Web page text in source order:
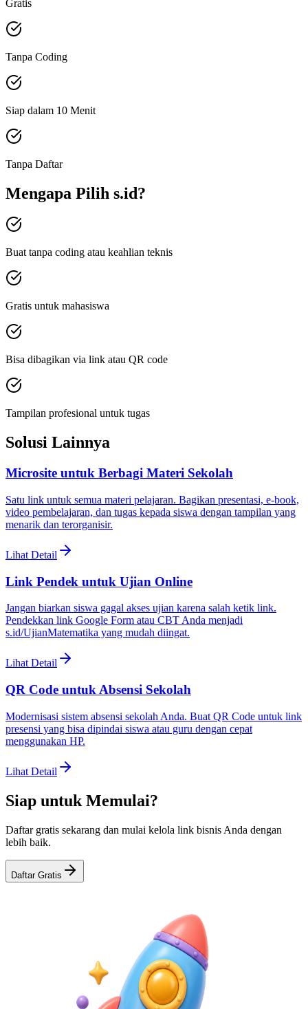
Gratis
Tanpa Coding
Siap dalam 10 Menit
Tanpa Daftar
Mengapa Pilih s.id?
Buat tanpa coding atau keahlian teknis
Gratis untuk mahasiswa
Bisa dibagikan via link atau QR code
Tampilan profesional untuk tugas
Solusi Lainnya
Microsite untuk Berbagi Materi Sekolah
Satu link untuk semua materi pelajaran. Bagikan presentasi, e-book,
video pembelajaran, dan tugas kepada siswa dengan tampilan yang
menarik dan terorganisir.
Lihat Detail
Link Pendek untuk Ujian Online
Jangan biarkan siswa gagal akses ujian karena salah ketik link.
Pendekkan link Google Form atau CBT Anda menjadi
s.id/UjianMatematika yang mudah diingat.
Lihat Detail
QR Code untuk Absensi Sekolah
Modernisasi sistem absensi sekolah Anda. Buat QR Code untuk link
presensi yang bisa dipindai siswa atau guru dengan cepat
menggunakan HP.
Lihat Detail
Siap untuk Memulai?
Daftar gratis sekarang dan mulai kelola link bisnis Anda dengan
lebih baik.
Daftar Gratis